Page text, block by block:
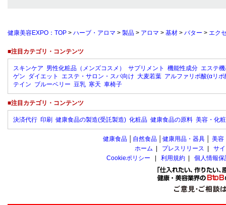
健康美容EXPO：TOP > ハーブ・アロマ > 製品 > アロマ > 基材 > バター > エク
■注目カテゴリ・コンテンツ
スキンケア 男性化粧品（メンズコスメ） サプリメント 機能性成分 エステ
ゲン ダイエット エステ・サロン・スパ向け 大麦若葉 アルファリポ酸(αリポ
テイン ブルーベリー 豆乳 寒天 車椅子
■注目カテゴリ・コンテンツ
決済代行 印刷 健康食品の製造(受託製造) 化粧品 健康食品の原料 美容・化
健康食品 自然食品 健康用品・器具 美容
ホーム
プレスリリース
サ
Cookieポリシー
利用規約 個人情報